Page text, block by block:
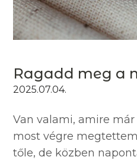
Ragadd meg a
2025.07.04.
Van valami, amire
most végre
tőle, de közben